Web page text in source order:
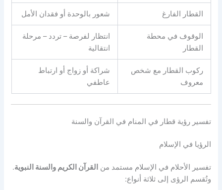
القطار الفارغ شعور بالوحدة أو فقدان الأمل
الوقوف في محطة
القطار
انتظار لفرصة – تردد – مرحلة
انتقالية
ركوب القطار مع شخص
معروف
شراكة أو زواج أو ارتباط
عاطفي
تفسير رؤية قطار في المنام في القرآن والسنة
الرؤيا في الإسلام
تفسير الأحلام في الإسلام مستمد من القرآن الكريم والسنة النبوية.
وتُقسم الرؤى إلى ثلاثة أنواع: